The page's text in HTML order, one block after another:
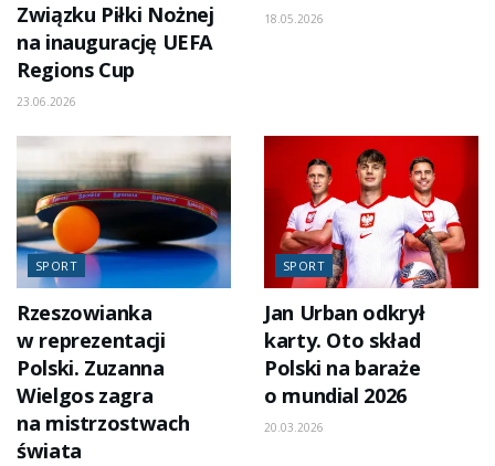
Związku Piłki Nożnej
na inaugurację UEFA
Regions Cup
23.06.2026
18.05.2026
SPORT
Rzeszowianka
w reprezentacji
Polski. Zuzanna
Wielgos zagra
na mistrzostwach
świata
SPORT
Jan Urban odkrył
karty. Oto skład
Polski na baraże
o mundial 2026
20.03.2026